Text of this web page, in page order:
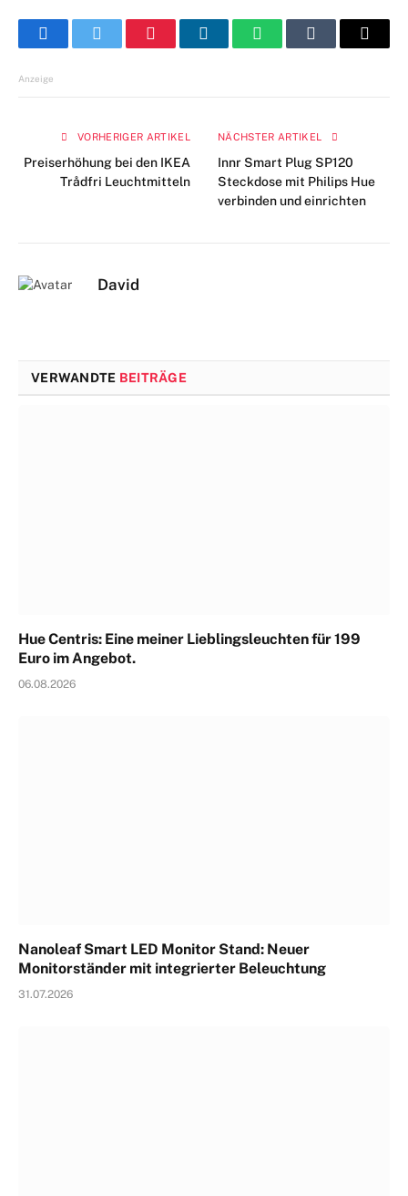
FacebookTwitter PinterestLinkedInWhatsAppTumblr E-
Anzeige
VORHERIGER ARTIKEL
Preiserhöhung bei den IKEA
Trådfri Leuchtmitteln
NÄCHSTER ARTIKEL
Innr Smart Plug SP120
Steckdose mit Philips Hue
verbinden und einrichten
David
VERWANDTE BEITRÄGE
Hue Centris: Eine meiner Lieblingsleuchten für 199
Euro im Angebot.
06.08.2026
Nanoleaf Smart LED Monitor Stand: Neuer
Monitorständer mit integrierter Beleuchtung
31.07.2026